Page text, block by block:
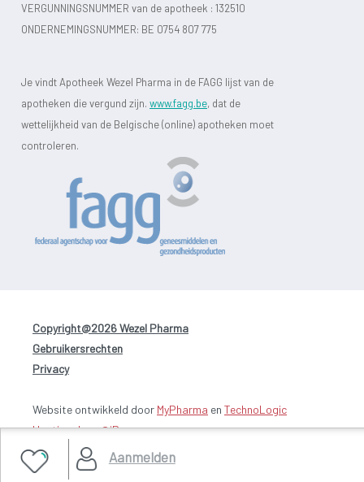
Aanmelden
VERGUNNINGSNUMMER van de apotheek : 132510
ONDERNEMINGSNUMMER: BE 0754 807 775
Je vindt Apotheek Wezel Pharma in de FAGG lijst van de
apotheken die vergund zijn. www.fagg.be, dat de
wettelijkheid van de Belgische (online) apotheken moet
controleren.
Copyright@2026 Wezel Pharma
Gebruikersrechten
Privacy
Website ontwikkeld door MyPharma en TechnoLogic
Hosting door @iPower